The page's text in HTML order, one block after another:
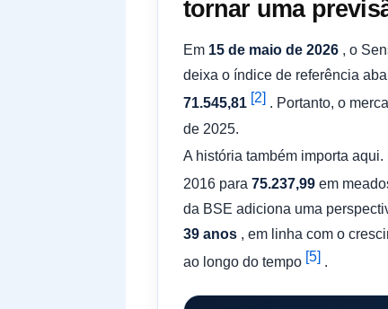
tornar uma
Em 15 de maio de 2026, o
deixa o índice de referência
71.545,81 [2]. Portanto, o
de 2025.
A história também importa
2016 para 75.237,99em
da BSE adiciona uma
39 anos, em linha com o
ao longo do tempo [5].